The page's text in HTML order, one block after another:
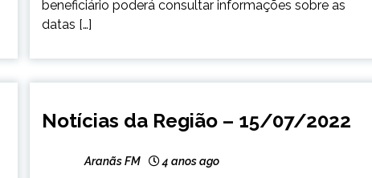
beneficiário poderá consultar informações sobre as
datas […]
NOTÍCIAS
Notícias da Região – 15/07/2022
Aranãs FM 4 anos ago